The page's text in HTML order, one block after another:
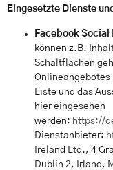
Eingesetzte Dienste
Facebook Social
können z.B.
Schaltflächen
Onlineangebotes
Liste und das
hier eingesehen
werden: https://
Dienstanbieter:
Ireland Ltd., 4
Dublin 2, Irland,